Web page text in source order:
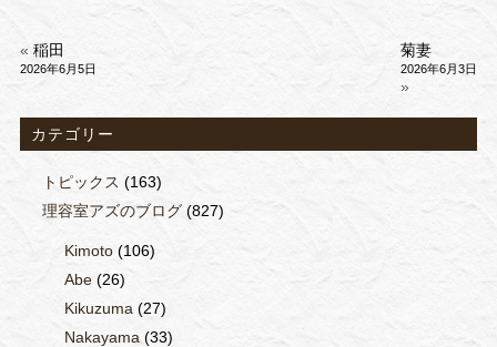
« 稲田
2026年6月5日
菊妻
2026年6月3日
»
カテゴリー
トピックス (163)
理容室アズのブログ(827)
Kimoto(106)
Abe(26)
Kikuzuma (27)
Nakayama (33)